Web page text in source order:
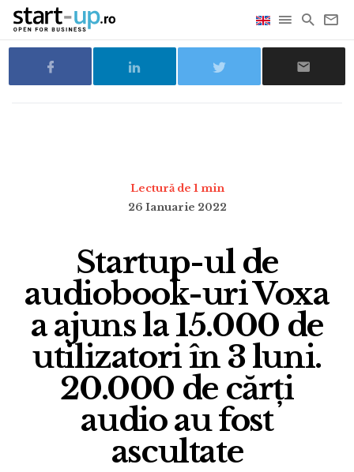
Lectură de 1 min
26 Ianuarie 2022
Startup-ul de
audiobook-uri Voxa
a ajuns la 15.000 de
utilizatori în 3 luni.
20.000 de cărți
audio au fost
ascultate